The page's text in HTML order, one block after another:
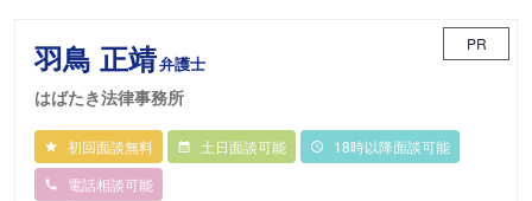
羽鳥 正靖弁護士
はばたき法律事務所
PR
初回面談無料 土日面談可能
18時以降面談可能
電話相談可能